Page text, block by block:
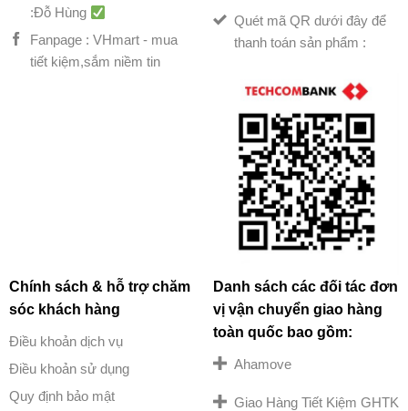
:Đỗ Hùng
Fanpage : VHmart - mua
tiết kiệm,sắm niềm tin
Quét mã QR dưới đây để
thanh toán sản phẩm :
Chính sách & hỗ trợ chăm
sóc khách hàng
Điều khoản dịch vụ
Điều khoản sử dụng
Quy định bảo mật
Danh sách các đối tác đơn
vị vận chuyển giao hàng
toàn quốc bao gồm:
Ahamove
Giao Hàng Tiết Kiệm GHTK